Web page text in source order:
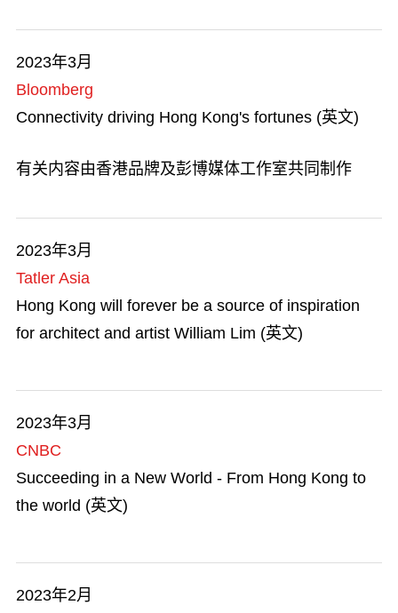
追求卓越
2023年3月
Bloomberg
Connectivity driving Hong Kong's fortunes (英文)
有关内容由香港品牌及彭博媒体工作室共同制作
2023年3月
Tatler Asia
Hong Kong will forever be a source of inspiration
for architect and artist William Lim (英文)
2023年3月
CNBC
Succeeding in a New World - From Hong Kong to
the world (英文)
2023年2月